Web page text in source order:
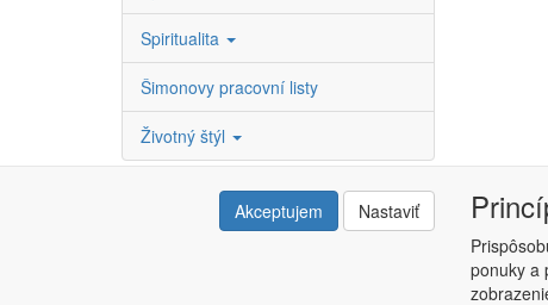
Spiritualita
Šimonovy pracovní listy
Životný štýl
Obchodné
Akceptujem Nastaviť
ponuky a